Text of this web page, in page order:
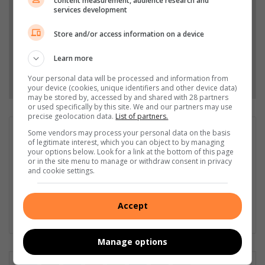
Stories.
Add as a preferred source on Google
Follow on Google News
Liezl Scheepers
Liezl Scheepers is editor of the Parys Gazette, a local
community newspaper distributed in the towns of Parys,
Vredefort and Viljoenskroon. As an experienced community
journalist in all fields for the past 30 years, she has a passion
for her community, and has been actively involved in several
community outreach projects as part of Parys Gazette's team.
services development
Store and/or access information on a device
Learn more
Your personal data will be processed and information from
your device (cookies, unique identifiers and other device data)
may be stored by, accessed by and shared with 28 partners
or used specifically by this site. We and our partners may use
precise geolocation data. List of partners.
Some vendors may process your personal data on the basis
of legitimate interest, which you can object to by managing
your options below. Look for a link at the bottom of this page
or in the site menu to manage or withdraw consent in privacy
and cookie settings.
Accept
Manage options